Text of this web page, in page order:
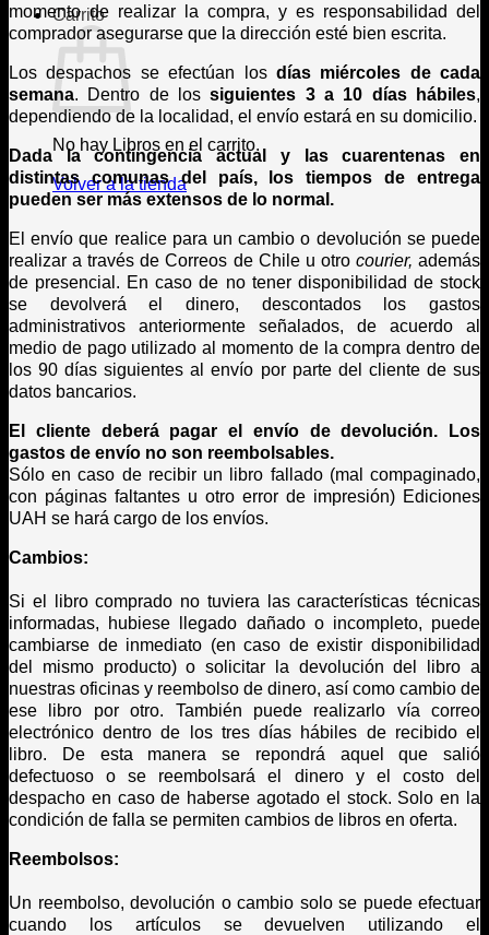
Carrito
No hay Libros en el carrito.
Volver a la tienda
momento de realizar la compra, y es responsabilidad del
comprador asegurarse que la dirección esté bien escrita.
Los despachos se efectúan los días miércoles de cada
semana. Dentro de lossiguientes 3 a 10 días hábiles,
dependiendo de la localidad, el envío estará en su domicilio.
Dada la contingencia actual y las cuarentenas en
distintas comunas del país, los tiempos de entrega
pueden ser más extensos de lo normal.
El envío que realice para un cambio o devolución se puede
realizar a través de Correos de Chile u otro courier, además
de presencial. En caso de no tener disponibilidad de stock
se devolverá el dinero, descontados los gastos
administrativos anteriormente señalados, de acuerdo al
medio de pago utilizado al momento de la compra dentro de
los 90 días siguientes al envío por parte del cliente de sus
datos bancarios.
El cliente deberá pagar el envío de devolución. Los
gastos de envío no son reembolsables.
Sólo en caso de recibir un libro fallado (mal compaginado,
con páginas faltantes u otro error de impresión) Ediciones
UAH se hará cargo de los envíos.
Cambios:
Si el libro comprado no tuviera las características técnicas
informadas, hubiese llegado dañado o incompleto, puede
cambiarse de inmediato (en caso de existir disponibilidad
del mismo producto) o solicitar la devolución del libro a
nuestras oficinas y reembolso de dinero, así como cambio de
ese libro por otro. También puede realizarlo vía correo
electrónico dentro de los tres días hábiles de recibido el
libro. De esta manera se repondrá aquel que salió
defectuoso o se reembolsará el dinero y el costo del
despacho en caso de haberse agotado el stock. Solo en la
condición de falla se permiten cambios de libros en oferta.
Reembolsos:
Un reembolso, devolución o cambio solo se puede efectuar
cuando los artículos se devuelven utilizando el